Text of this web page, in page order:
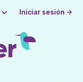
Iniciar sesión →